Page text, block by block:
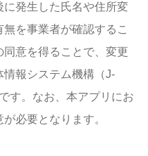
発生した氏名や住所変
を事業者が確認するこ
同意を得ることで、変更
報システム機構（J-
す。なお、本アプリにお
必要となります。